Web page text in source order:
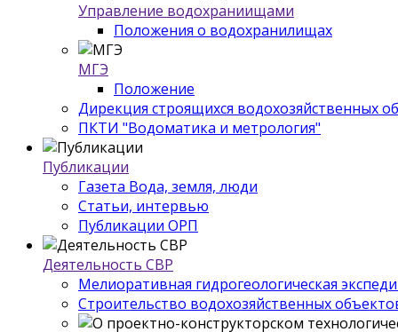
Управление водохраниищами
Положения о водохранилищах
МГЭ
Положение
Дирекция строящихся водохозяйственных
ПКТИ "Водоматика и метрология"
Публикации
Газета Вода, земля, люди
Статьи, интервью
Публикации ОРП
Деятельность СВР
Мелиоративная гидрогеологическая
Строительство водохозяйственных